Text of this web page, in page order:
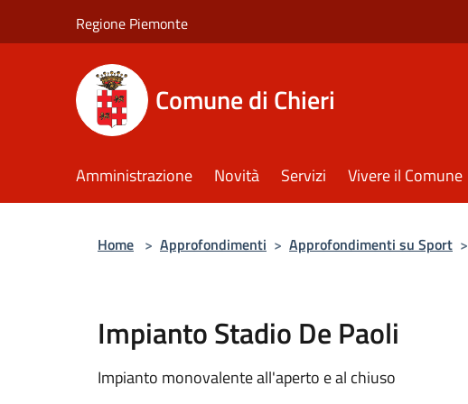
Regione Piemonte
Comune di Chieri
Amministrazione Novità Servizi Vivere il Comune
Home > Approfondimenti > Approfondimenti su Sport >
Impianto Stadio De Paoli
Impianto monovalente all'aperto e al chiuso